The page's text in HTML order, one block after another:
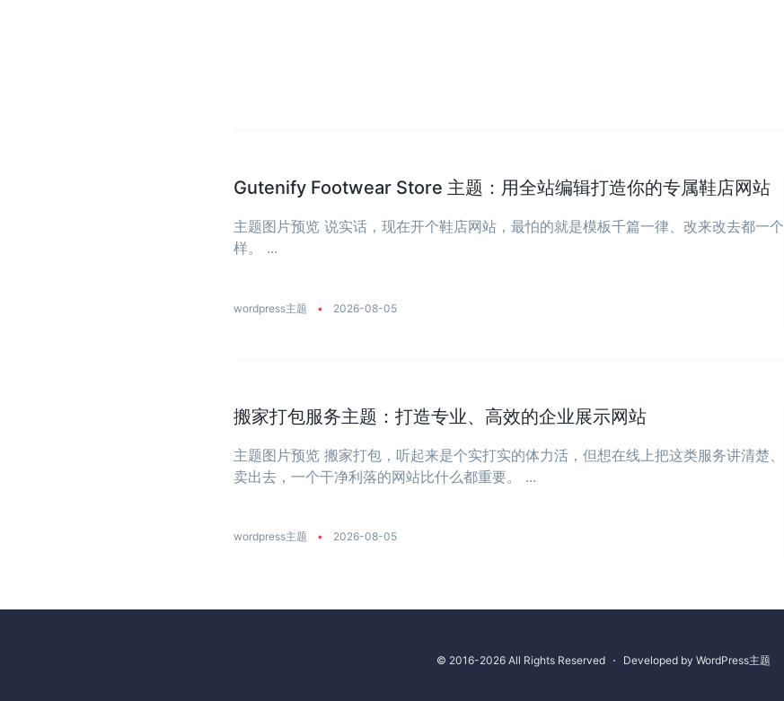
Gutenify Footwear Store 主题：用全站编辑打造你的专属鞋店网站
主题图片预览 说实话，现在开个鞋店网站，最怕的就是模板千篇一律、改来改去都一个
样。 ...
wordpress主题 • 2026-08-05
搬家打包服务主题：打造专业、高效的企业展示网站
主题图片预览 搬家打包，听起来是个实打实的体力活，但想在线上把这类服务讲清楚、
卖出去，一个干净利落的网站比什么都重要。 ...
wordpress主题 • 2026-08-05
© 2016-2026 All Rights Reserved ⋅ Developed by WordPress主题